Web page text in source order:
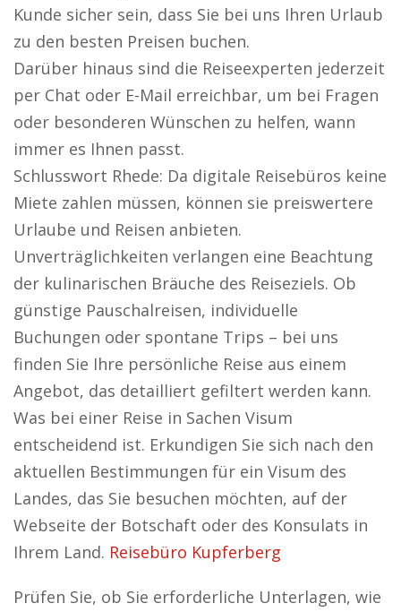
Kunde sicher sein, dass Sie bei uns Ihren Urlaub
zu den besten Preisen buchen.
Darüber hinaus sind die Reiseexperten jederzeit
per Chat oder E-Mail erreichbar, um bei Fragen
oder besonderen Wünschen zu helfen, wann
immer es Ihnen passt.
Schlusswort Rhede: Da digitale Reisebüros keine
Miete zahlen müssen, können sie preiswertere
Urlaube und Reisen anbieten.
Unverträglichkeiten verlangen eine Beachtung
der kulinarischen Bräuche des Reiseziels. Ob
günstige Pauschalreisen, individuelle
Buchungen oder spontane Trips – bei uns
finden Sie Ihre persönliche Reise aus einem
Angebot, das detailliert gefiltert werden kann.
Was bei einer Reise in Sachen Visum
entscheidend ist. Erkundigen Sie sich nach den
aktuellen Bestimmungen für ein Visum des
Landes, das Sie besuchen möchten, auf der
Webseite der Botschaft oder des Konsulats in
Ihrem Land. Reisebüro Kupferberg
Prüfen Sie, ob Sie erforderliche Unterlagen, wie